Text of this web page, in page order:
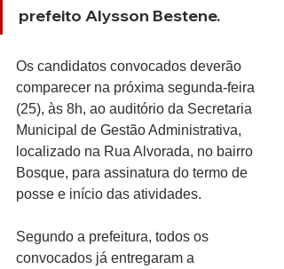
prefeito Alysson Bestene.
Os candidatos convocados deverão
comparecer na próxima segunda-feira
(25), às 8h, ao auditório da Secretaria
Municipal de Gestão Administrativa,
localizado na Rua Alvorada, no bairro
Bosque, para assinatura do termo de
posse e início das atividades.
Segundo a prefeitura, todos os
convocados já entregaram a